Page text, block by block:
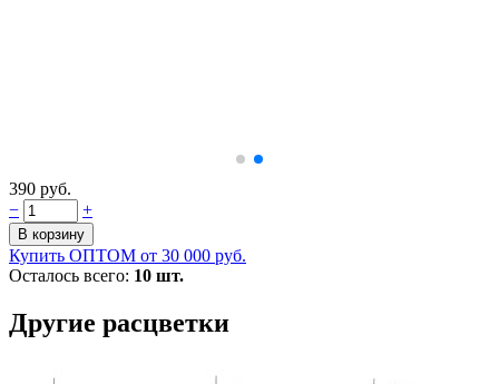
390 руб.
−
+
Купить ОПТОМ от 30 000 руб.
Осталось всего: 10 шт.
Другие расцветки